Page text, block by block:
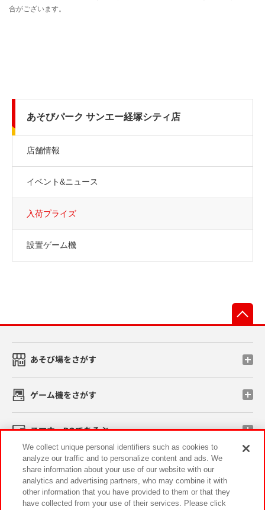
あそびパーク サンエー経塚シティ店
店舗情報
イベント&ニュース
入荷プライズ
設置ゲーム機
あそび場をさがす
ゲーム機をさがす
スマホ・PCであそぶ
イベント・キャンペーン
We collect unique personal identifiers such as cookies to
analyze our traffic and to personalize content and ads. We
share information about your use of our website with our
analytics and advertising partners, who may combine it with
other information that you have provided to them or that they
have collected from your use of their services. Please click